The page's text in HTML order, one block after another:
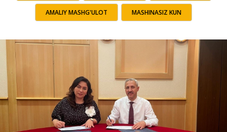
AMALIY MASHG'ULOT MASHINASIZ KUN